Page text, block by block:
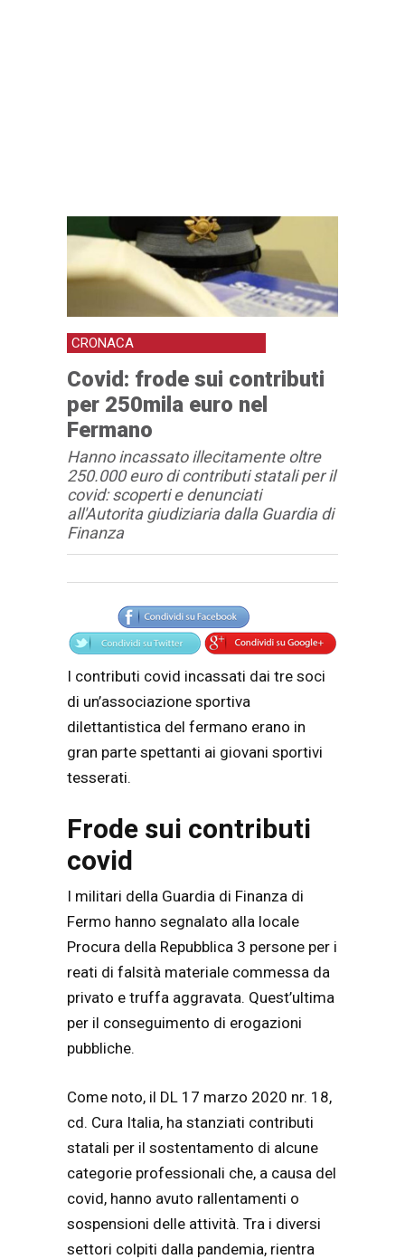
CRONACA
Covid: frode sui contributi
per 250mila euro nel
Fermano
Hanno incassato illecitamente oltre
250.000 euro di contributi statali per il
covid: scoperti e denunciati
all'Autorita giudiziaria dalla Guardia di
Finanza
Articolo
Testo articolo principale
I contributi covid incassati dai tre soci
di un’associazione sportiva
dilettantistica del fermano erano in
gran parte spettanti ai giovani sportivi
tesserati.
Frode sui contributi
covid
I militari della Guardia di Finanza di
Fermo hanno segnalato alla locale
Procura della Repubblica 3 persone per i
reati di falsità materiale commessa da
privato e truffa aggravata. Quest’ultima
per il conseguimento di erogazioni
pubbliche.
Come noto, il DL 17 marzo 2020 nr. 18,
cd. Cura Italia, ha stanziati contributi
statali per il sostentamento di alcune
categorie professionali che, a causa del
covid, hanno avuto rallentamenti o
sospensioni delle attività. Tra i diversi
settori colpiti dalla pandemia, rientra